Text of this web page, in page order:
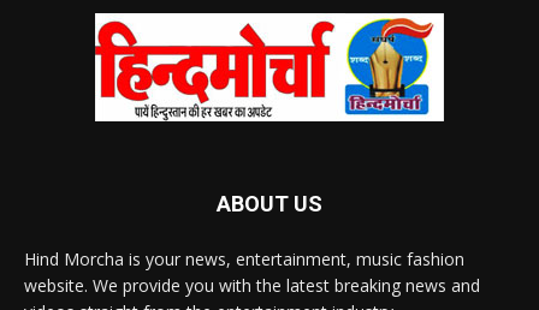
ABOUT US
Hind Morcha is your news, entertainment, music fashion
website. We provide you with the latest breaking news and